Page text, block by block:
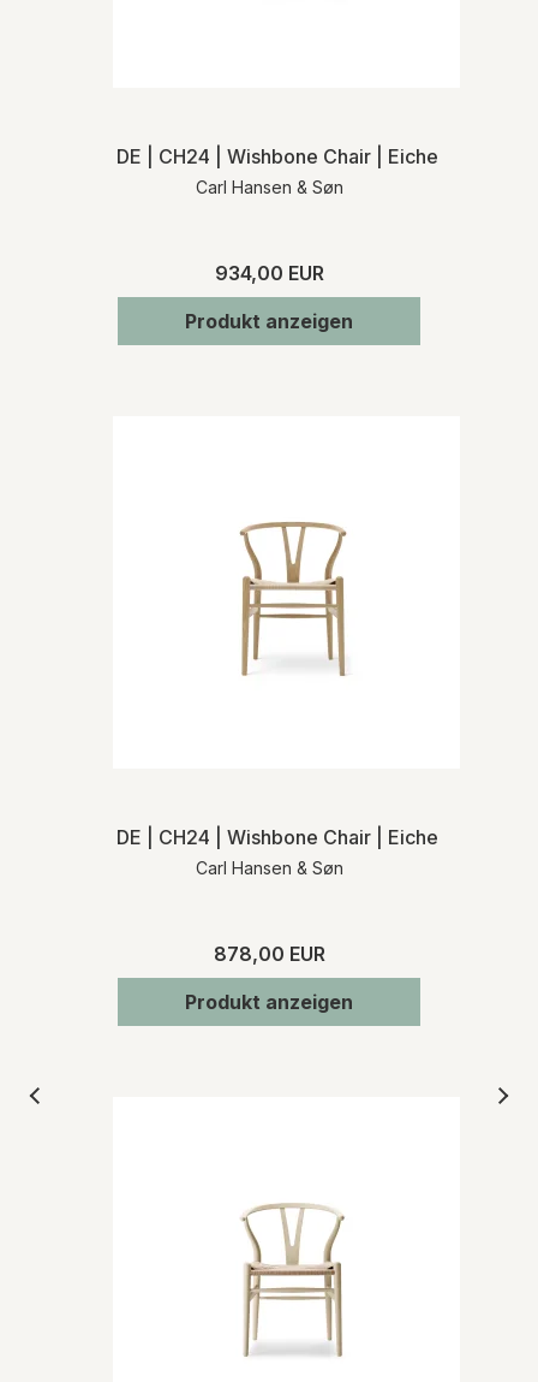
DE | CH24 | Wishbone Chair | Eiche schwarz
Carl Hansen & Søn
934,00 EUR
Produkt anzeigen
DE | CH24 | Wishbone Chair | Eiche seife |
Carl Hansen & Søn
878,00 EUR
Produkt anzeigen